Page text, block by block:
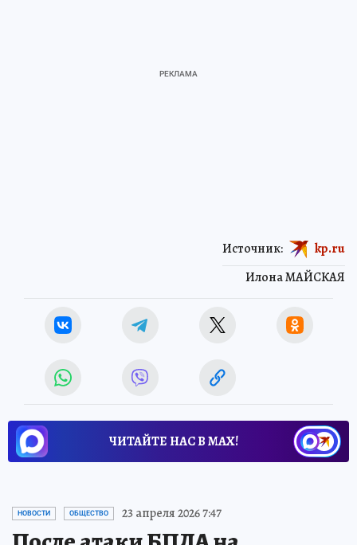
Илона МАЙСКАЯ
Источник: kp.ru
ЧИТАЙТЕ НАС В МАХ!
НОВОСТИ ОБЩЕСТВО 23 апреля 2026 7:47